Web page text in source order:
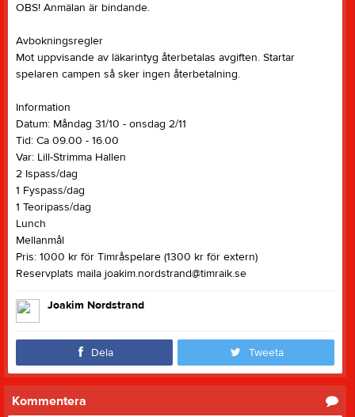
OBS! Anmälan är bindande.
Avbokningsregler
Mot uppvisande av läkarintyg återbetalas avgiften. Startar
spelaren campen så sker ingen återbetalning.
Information
Datum: Måndag 31/10 - onsdag 2/11
Tid: Ca 09.00 - 16.00
Var: Lill-Strimma Hallen
2 Ispass/dag
1 Fyspass/dag
1 Teoripass/dag
Lunch
Mellanmål
Pris: 1000 kr för Timråspelare (1300 kr för extern)
Reservplats maila joakim.nordstrand@timraik.se
Joakim Nordstrand
Dela Tweeta
Kommentera